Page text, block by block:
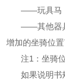
——玩具马，
——其他器具
增加的坐骑位置
注1：坐骑位
如果说明书